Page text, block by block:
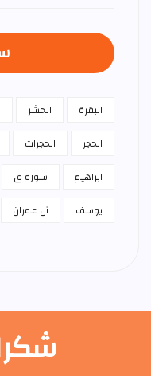
البقرة الحشر
الحجر
الحجرات
ابراهيم
سورة ق
يوسف
آل عمران